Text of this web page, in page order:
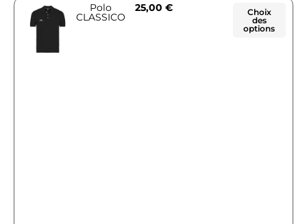
Polo
CLASSICO
25,00 €
Choix
des
options